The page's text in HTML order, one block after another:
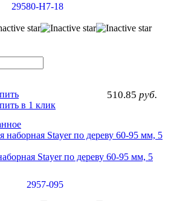
29580-H7-18
510.85 руб.
в 1 клик
Stayer по дереву 60-95 мм, 5
2957-095